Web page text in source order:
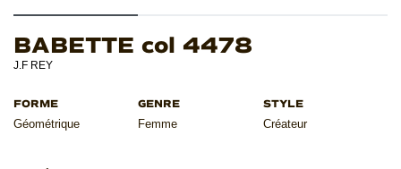
BABETTE col 4478
J.F REY
Géométrique Femme Créateur